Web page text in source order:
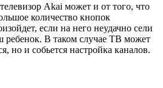
Akai может и от того, что
количество кнопок
если на него неудачно сели
ребенок. В таком случае ТВ может
но и собьется настройка каналов.